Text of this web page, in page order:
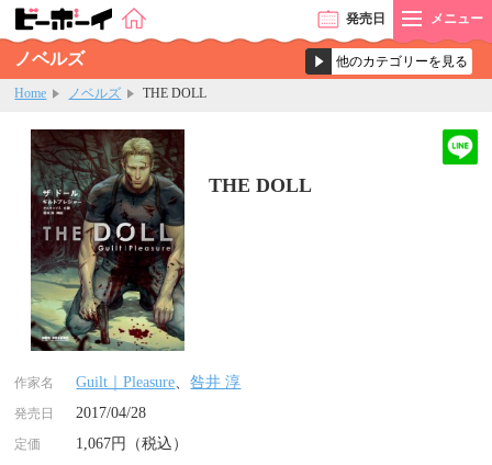
発売日 メニュー
ノベルズ
Home ノベルズ THE DOLL
THE DOLL
作家名 Guilt｜Pleasure、咎井 淳
発売日 2017/04/28
定価 1,067円（税込）